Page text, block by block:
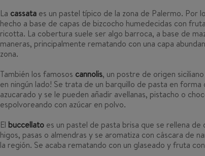
La cassata es un pastel típico de la zona de Palermo. Por
hecho a base de capas de bizcocho humedecidas con
ricotta. La cobertura suele ser algo barroca, a base de
maneras, principalmente rematando con una capa
zona.
También los famosos cannolis, un postre de origen
en ningún lado! Se trata de un barquillo de pasta en
azucarado y se le pueden añadir avellanas, pistacho o
espolvoreando con azúcar en polvo.
El buccellato es un pastel de pasta brisa que se rellena
higos, pasas o almendras y se aromatiza con cáscara de
la región. Se acaba rematando con un glaseado y fruta